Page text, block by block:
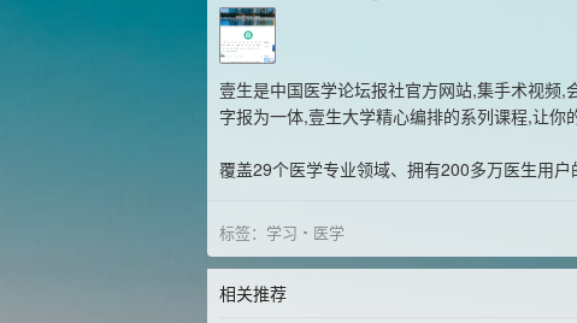
壹生是中国医学论坛报社官方网站,集手术视频
字报为一体,壹生大学精心编排的系列课程,让你
覆盖29个医学专业领域、拥有200多万医生用户
标签： 学习 医学
相关推荐